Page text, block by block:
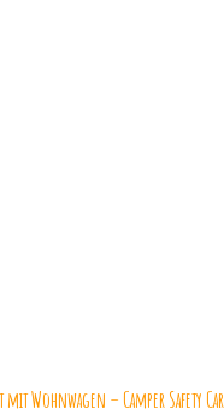
Wohnwagen – Camper Safety